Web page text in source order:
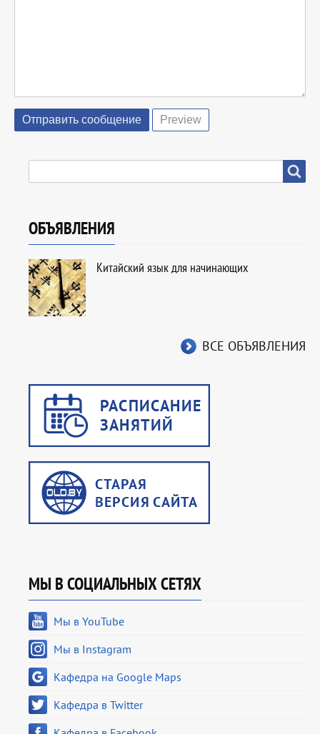
ОБЪЯВЛЕНИЯ
Китайский язык для начинающих
ВСЕ ОБЪЯВЛЕНИЯ
МЫ В СОЦИАЛЬНЫХ СЕТЯХ
Мы в YouTube
Мы в Instagram
Кафедра на Google Maps
Кафедра в Twitter